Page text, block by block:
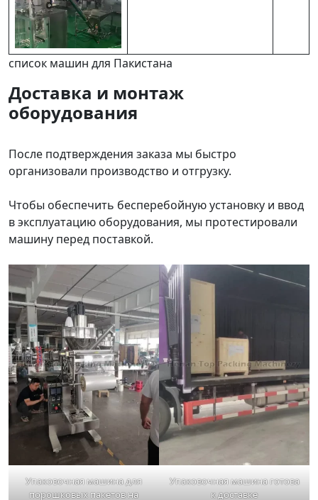
список машин для Пакистана
Доставка и монтаж
оборудования
После подтверждения заказа мы быстро
организовали производство и отгрузку.
Чтобы обеспечить бесперебойную установку и ввод
в эксплуатацию оборудования, мы протестировали
машину перед поставкой.
Упаковочная машина для
порошковых пакетов на
Упаковочная машина готова
к доставке